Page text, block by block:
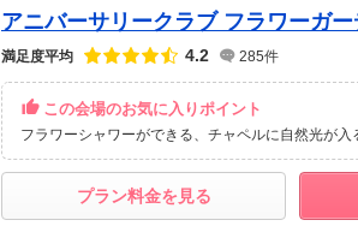
アニバーサリークラブ フラワーガ
満足度平均 点数
4.2 285件
この会場のお気に入りポイント
フラワーシャワーができる チャペルに自然光が入
プラン料金を見る